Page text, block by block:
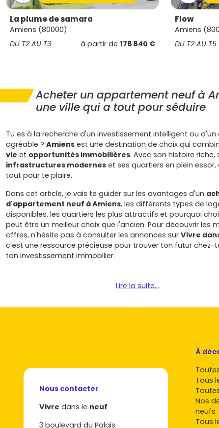
La plume de samara
Amiens (80000)
DU T2 AU T3
à partir de 178 840 €
Flow
Amiens
DU T2 AU T5
Acheter un appartement neuf à
une ville qui a tout pour séduire
Tu es à la recherche d'un investissement intelligent ou d'un
agréable ? Amiens est une destination de choix qui
vie et opportunités immobilières. Avec son histoire riche,
infrastructures modernes et ses quartiers en plein essor,
tout pour te plaire.
Dans cet article, je vais te guider sur les avantages d'un
d'appartement neuf à Amiens, les différents types de
disponibles, les quartiers les plus attractifs et pourquoi
peut être un meilleur choix que l'ancien. Pour découvrir les
offres, n'hésite pas à consulter les annonces sur Vivre
c'est une ressource précieuse pour trouver ton futur chez-
ton investissement immobilier.
Pourquoi opter pour un
les programmes neufs
souvent dans des quartiers clés comme
Saint-Leu,
Vallée des Vignes
, te garantissant un accès facile aux
commerces et services.
universités
environnement économique en croissance, la ville
plus de gens. Investir ici, c'est assurer une forte
Lire la suite...
Nous contacter
Vivre dans le neuf
3 boulevard du Palais
À
Tous
Nos
neufs
Tous